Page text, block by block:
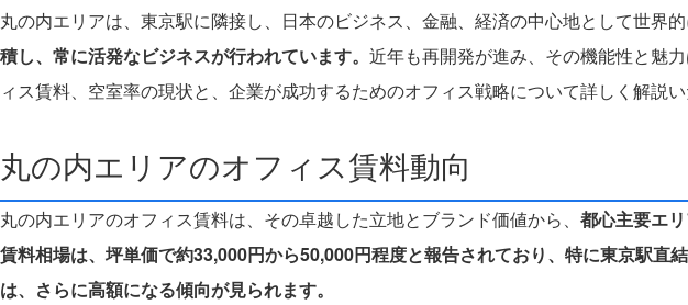
丸の内エリアは、東京駅に隣接し、日本のビジネス、金融、経済の中心地として世界的
積し、常に活発なビジネスが行われています。 近年も再開発が進み、その機能性と魅
ィス賃料、空室率の現状と、企業が成功するためのオフィス戦略について詳しく解説い
丸の内エリアのオフィス賃料動向
丸の内エリアのオフィス賃料は、その卓越した立地とブランド価値から、 都心主要エ
賃料相場は、坪単価で約33,000円から50,000円程度と報告されており、特に東京駅直
は、さらに高額になる傾向が見られます。